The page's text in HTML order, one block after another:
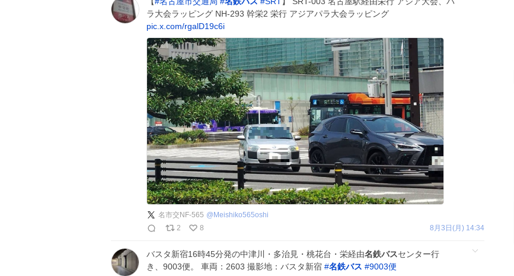
ラ大会ラッピング NH-293 幹栄2 栄行 アジアパラ大会ラッピング
pic.x.com/rgalD19c6i
名市交NF-565 @ Meishiko565oshi
2
8 8月3日(月) 14:34
バスタ新宿16時45分発の中津川・多治見・桃花台・栄経由名鉄バスセンター行
き、9003便。 車両：2603 撮影地：バスタ新宿 #名鉄バス #9003便